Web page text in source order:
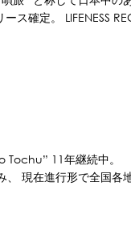
確定。 LIFENESS
11年継続中。
現在進行形で全国各地